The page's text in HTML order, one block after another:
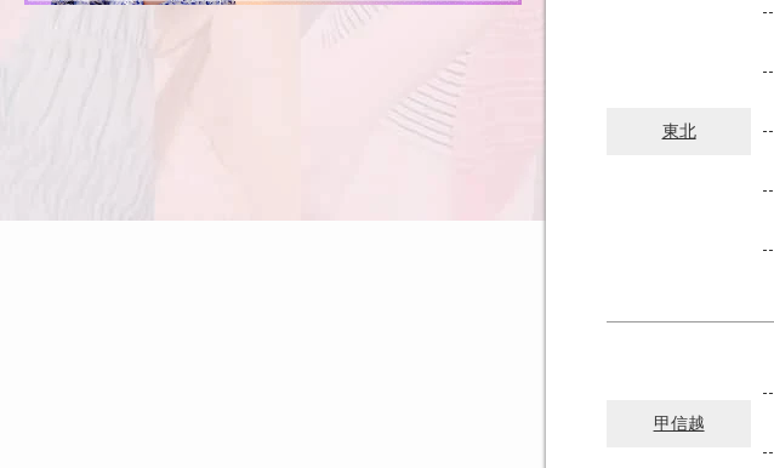
東北
甲信越